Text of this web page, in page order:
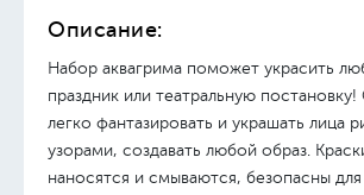
Описание:
Набор аквагрима поможет украсить
праздник или театральную
легко фантазировать и украшать лица
узорами, создавать любой образ.
наносятся и смываются, безопасны